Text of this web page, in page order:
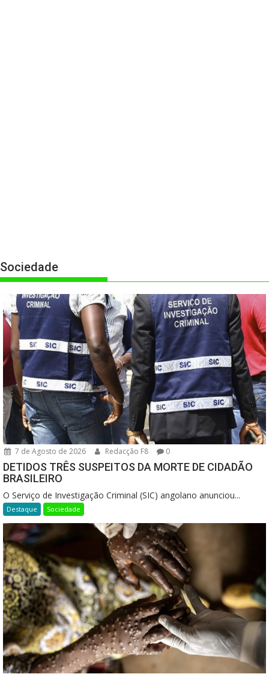
Sociedade
7 de Agosto de 2026 Redacção F8 0
DETIDOS TRÊS SUSPEITOS DA MORTE DE CIDADÃO
BRASILEIRO
O Serviço de Investigação Criminal (SIC) angolano anunciou...
Destaque Sociedade